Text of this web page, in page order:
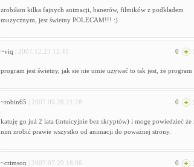
zrobiłam kilka fajnych animacji, banerów, filmików z podkładem
muzycznym, jest świetny POLECAM!!! :)
~viq | 2007.12.23 12:41 0
program jest świetny, jak sie nie umie uzywać to tak jest, że program
~robin65 | 2007.09.28 21:28 0
katuję go już 2 lata (intuicyjnie bez skryptów) i mogę powiedzieć że
nim zrobić prawie wszystko od animacji do poważnej strony.
~crimson | 2007.07.29 18:06 0